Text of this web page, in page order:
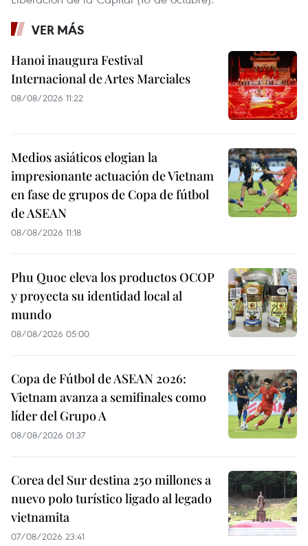
VER MÁS
Hanoi inaugura Festival
Internacional de Artes Marciales
08/08/2026 11:22
Medios asiáticos elogian la
impresionante actuación de Vietnam
en fase de grupos de Copa de fútbol
de ASEAN
08/08/2026 11:18
Phu Quoc eleva los productos OCOP
y proyecta su identidad local al
mundo
08/08/2026 05:00
Copa de Fútbol de ASEAN 2026:
Vietnam avanza a semifinales como
líder del Grupo A
08/08/2026 01:37
Corea del Sur destina 250 millones a
nuevo polo turístico ligado al legado
vietnamita
07/08/2026 23:41